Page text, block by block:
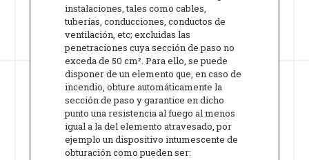
instalaciones, tales como cables,
tuberías, conducciones, conductos de
ventilación, etc; excluidas las
penetraciones cuya sección de paso no
exceda de 50 cm². Para ello, se puede
disponer de un elemento que, en caso de
incendio, obture automáticamente la
sección de paso y garantice en dicho
punto una resistencia al fuego al menos
igual a la del elemento atravesado, por
ejemplo un dispositivo intumescente de
obturación como pueden ser: